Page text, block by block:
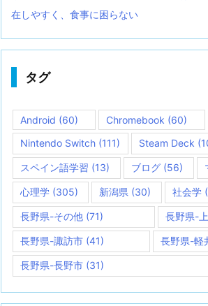
在しやすく、食事に困らない
タグ
Android (60) Chromebook (60)
Nintendo Switch (111) Steam Deck
スペイン語学習 (13) ブログ (56)
心理学 (305) 新潟県 (30) 社会学
長野県-その他 (71) 長野県-
長野県-諏訪市 (41) 長野県-軽
長野県-長野市 (31)